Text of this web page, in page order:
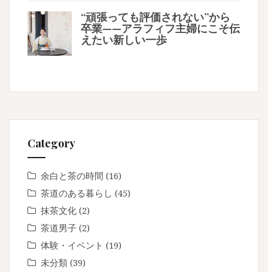
“頑張っても評価されない”から
卒業——アラフィフ主婦にこそ伝
えたい新しい一歩
Category
余白と茶の時間 (16)
茶道のある暮らし (45)
抹茶文化 (2)
茶道男子 (2)
体験・イベント (19)
未分類 (39)